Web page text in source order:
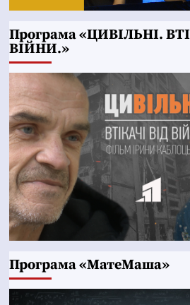
Програма «ЦИВІЛЬНІ.
ВІЙНИ.»
Програма «МатеМаша»